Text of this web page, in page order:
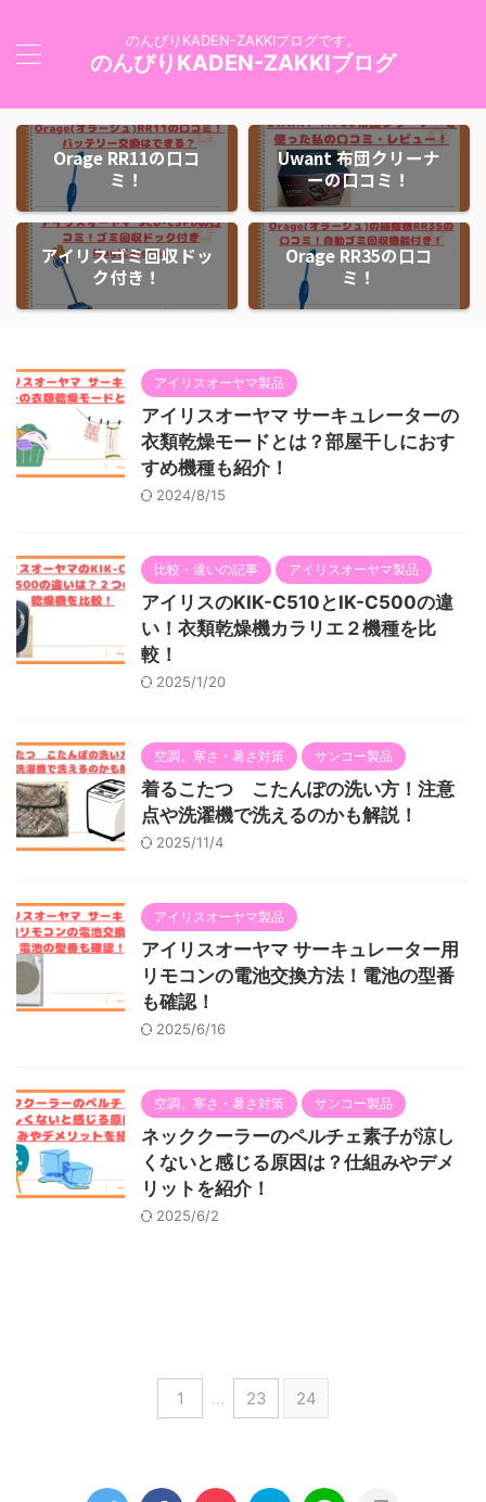
のんびりKADEN-ZAKKIブログです。
のんびりKADEN-ZAKKIブログ
Orage RR11の口コ
ミ！
Uwant 布団クリーナ
ーの口コミ！
アイリスゴミ回収ドッ
ク付き！
Orage RR35の口コ
ミ！
アイリスオーヤマ製品
アイリスオーヤマ サーキュレーターの
衣類乾燥モードとは？部屋干しにおす
すめ機種も紹介！
2024/8/15
比較・違いの記事 アイリスオーヤマ製品
アイリスのKIK-C510とIK-C500の違
い！衣類乾燥機カラリエ２機種を比
較！
2025/1/20
空調、寒さ・暑さ対策 サンコー製品
着るこたつ こたんぽの洗い方！注意
点や洗濯機で洗えるのかも解説！
2025/11/4
アイリスオーヤマ製品
アイリスオーヤマ サーキュレーター用
リモコンの電池交換方法！電池の型番
も確認！
2025/6/16
空調、寒さ・暑さ対策 サンコー製品
ネッククーラーのペルチェ素子が涼し
くないと感じる原因は？仕組みやデメ
リットを紹介！
2025/6/2
1 … 23 24